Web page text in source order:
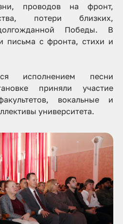
проводов на фронт,
потери близких,
Победы. В
письма с фронта, стихи и
исполнением песни
приняли участие
вокальные и
университета.